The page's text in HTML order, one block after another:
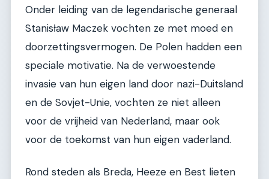
Onder leiding van de legendarische generaal
Stanisław Maczek vochten ze met moed en
doorzettingsvermogen. De Polen hadden een
speciale motivatie. Na de verwoestende
invasie van hun eigen land door nazi-Duitsland
en de Sovjet-Unie, vochten ze niet alleen
voor de vrijheid van Nederland, maar ook
voor de toekomst van hun eigen vaderland.
Rond steden als Breda, Heeze en Best lieten